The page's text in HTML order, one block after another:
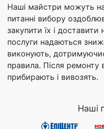
Наші майстри можуть
питанні вибору
закупити їх і
послуги надаються
виконують,
правила. Після ремонту
прибирають і вивозять.
Наші